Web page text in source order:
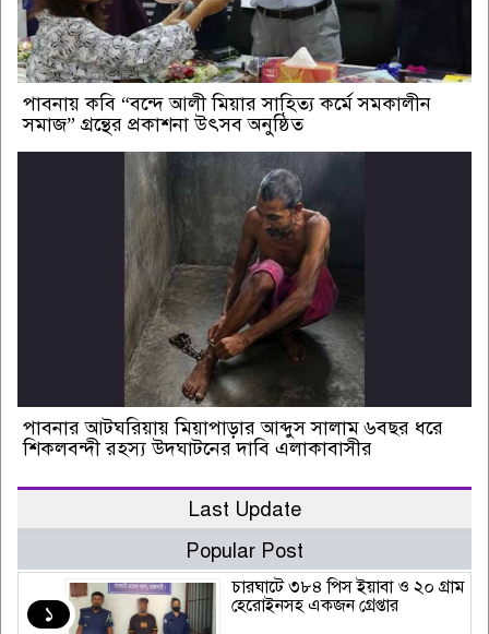
পাবনায় কবি “বন্দে আলী মিয়ার সাহিত্য কর্মে সমকালীন
সমাজ” গ্রন্থের প্রকাশনা উৎসব অনুষ্ঠিত
পাবনার আটঘরিয়ায় মিয়াপাড়ার আব্দুস সালাম ৬বছর ধরে
শিকলবন্দী রহস্য উদঘাটনের দাবি এলাকাবাসীর
Last Update
Popular Post
১
চারঘাটে ৩৮৪ পিস ইয়াবা ও ২০ গ্রাম
হেরোইনসহ একজন গ্রেপ্তার